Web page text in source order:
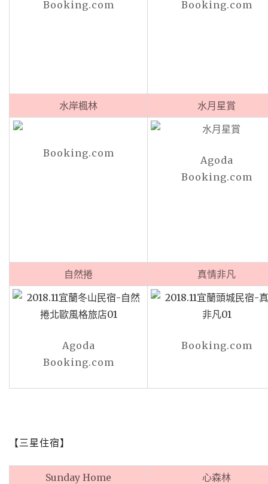
Booking.com Booking.com
水岸楓林 水月星賞
Booking.com
Agoda
Booking.com
自然捲 真情非凡
Agoda
Booking.com
Booking.com
【三星住宿】
Sunday Home 心森林